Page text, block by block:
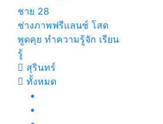
ชาย 28
ช่างภาพฟรีแลนซ์ โสด
พูดคุย ทำความรู้จัก เรียน
รู้
สุรินทร์
ทั้งหมด